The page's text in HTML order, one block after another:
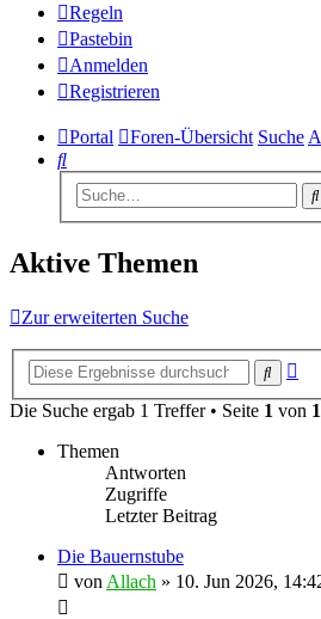
Regeln
Pastebin
Anmelden
Registrieren
Portal Foren-Übersicht Suche
Suche
Aktive Themen
Zur erweiterten Suche
Suche
Die Suche ergab 1 Treffer • Seite 1 von 1
Themen
Antworten
Zugriffe
Letzter Beitrag
Die Bauernstube
vonAllach » 10. Jun 2026,